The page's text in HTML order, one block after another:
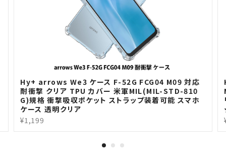
Hy+ arrows We3 ケース F-52G FCG04 M09 対応
耐衝撃 クリア TPU カバー 米軍MIL(MIL-STD-810
G)規格 衝撃吸収ポケット ストラップ装着可能 スマホ
ケース 透明クリア
¥1,199